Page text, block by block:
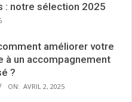
: notre sélection 2025
améliorer votre
à un accompagnement
?
ON: AVRIL 2, 2025